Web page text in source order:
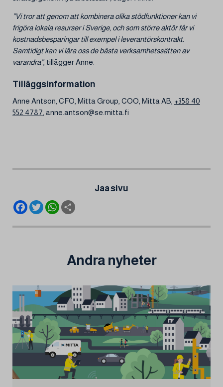
”Vi tror att genom att kombinera olika stödfunktioner kan vi
frigöra lokala resurser i Sverige, och som större aktör får vi
kostnadsbesparingar till exempel i leverantörskontrakt.
Samtidigt kan vi lära oss de bästa verksamhetssätten av
varandra”, tillägger Anne.
Tilläggsinformation
Anne Antson, CFO, Mitta Group, COO, Mitta AB, +358 40
552 4787, anne.antson@se.mitta.fi
Jaa sivu
F
a
e
T
w
t
W
h
t
r
Andra nyheter